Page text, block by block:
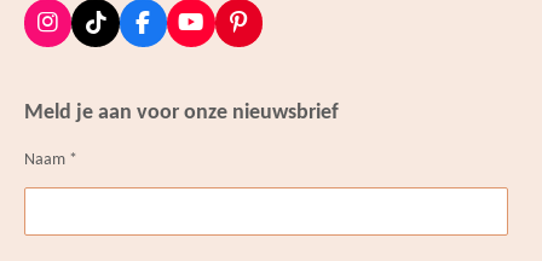
I
n
a
r
a
T
i
o
F
a
b
k
Y
o
u
P
i
e
s
Meld je aan voor onze nieuwsbrief
Naam *